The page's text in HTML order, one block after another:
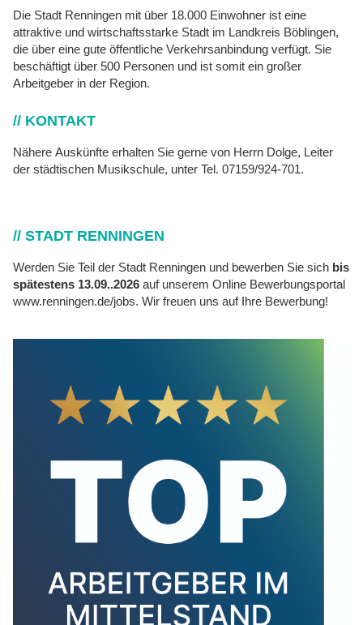
Die Stadt Renningen mit über 18.000 Einwohner ist eine
attraktive und wirtschaftsstarke Stadt im Landkreis Böblingen,
die über eine gute öffentliche Verkehrsanbindung verfügt. Sie
beschäftigt über 500 Personen und ist somit ein großer
Arbeitgeber in der Region.
// KONTAKT
Nähere Auskünfte erhalten Sie gerne von Herrn Dolge, Leiter
der städtischen Musikschule, unter Tel. 07159/924-701.
// STADT RENNINGEN
Werden Sie Teil der Stadt Renningen und bewerben Sie sich bis
spätestens 13.09..2026
www.renningen.de/jobs. Wir freuen uns auf Ihre Bewerbung!